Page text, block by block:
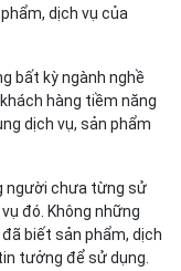
dịch vụ của
bất kỳ ngành nghề
hàng tiềm năng
dịch vụ, sản phẩm
người chưa từng sử
đó. Không những
biết sản phẩm, dịch
tưởng để sử dụng.